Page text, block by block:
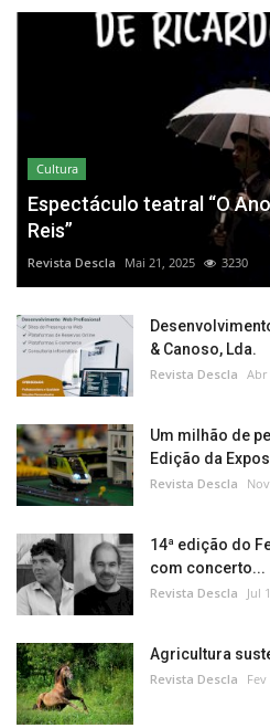
Cultura
Espectáculo teatral “O
Reis”
Revista Descla Mai 21, 2025 3230
& Canoso, Lda.
Revista Descla Abr
Um milhão de
Edição da
Revista Descla
14ª edição do
com concerto...
Revista Descla Jul
Agricultura
Revista Descla